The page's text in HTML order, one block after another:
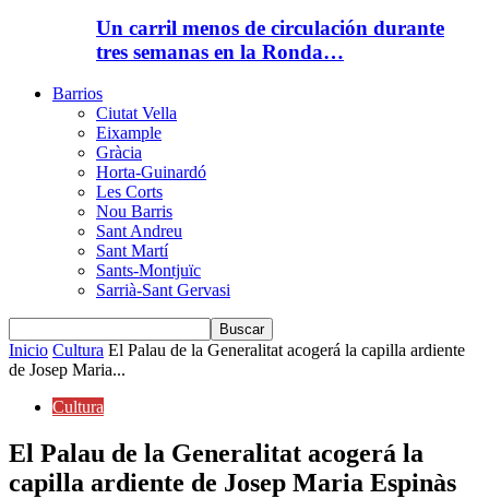
Un carril menos de circulación durante
tres semanas en la Ronda…
Barrios
Ciutat Vella
Eixample
Gràcia
Horta-Guinardó
Les Corts
Nou Barris
Sant Andreu
Sant Martí
Sants-Montjuïc
Sarrià-Sant Gervasi
Inicio Cultura El Palau de la Generalitat acogerá la capilla ardiente
de Josep Maria...
Cultura
El Palau de la Generalitat acogerá la
capilla ardiente de Josep Maria Espinàs